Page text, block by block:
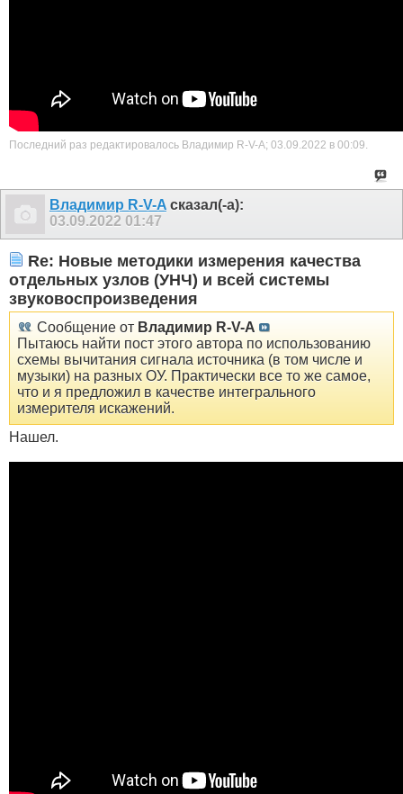
Последний раз редактировалось Владимир R-V-A; 03.09.2022 в 00:09
Владимир R-V-A сказал(-а):
03.09.2022 01:47
Re: Новые методики измерения качества
отдельных узлов (УНЧ) и всей системы
звуковоспроизведения
Сообщение от Владимир R-V-A
Пытаюсь найти пост этого автора по использованию
схемы вычитания сигнала источника (в том числе и
музыки) на разных ОУ. Практически все то же самое,
что и я предложил в качестве интегрального
измерителя искажений.
Нашел.